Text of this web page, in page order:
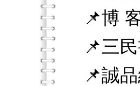
📌博
📌三民
📌誠品